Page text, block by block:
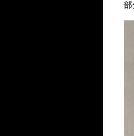
部